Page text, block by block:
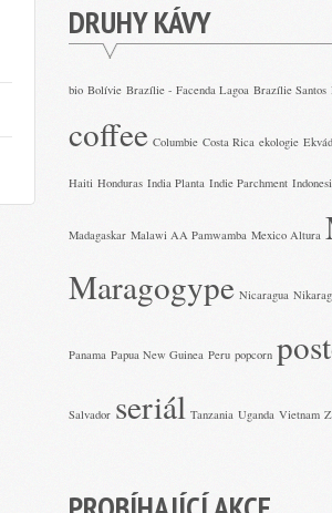
DRUHY KÁVY
bio Bolívie Brazílie - Facenda Lagoa Brazílie Santos
coffee Columbie Costa Rica ekologie
Haiti Honduras India Planta Indie Parchment
Madagaskar Malawi AA Pamwamba Mexico Altura
Maragogype Nicaragua
Panama Papua New Guinea Peru popcorn
Salvador seriál Tanzania Uganda Vietnam